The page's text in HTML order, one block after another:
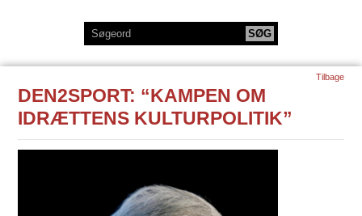
DEN2SPORT: “KAMPEN OM
IDRÆTTENS KULTURPOLITIK”
Tilbage